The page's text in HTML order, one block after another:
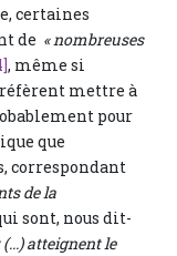
certaines
de « nombreuses
, même si
mettre à
pour
que
correspondant
de la
sont, nous dit-
atteignent le